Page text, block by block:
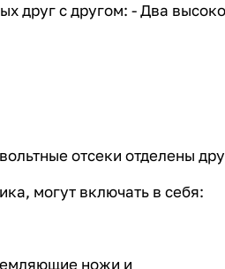
друг с другом: - Два
отсеки отделены
могут включать в себя:
ножи и